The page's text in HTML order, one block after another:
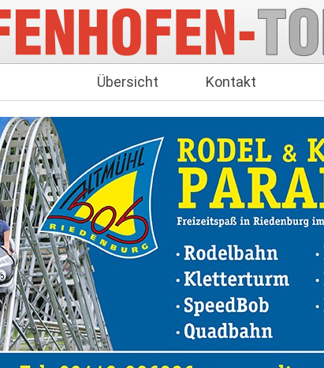
Übersicht Kontakt